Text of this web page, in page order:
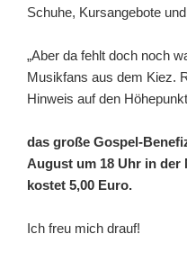
Schuhe, Kursangebote
„Aber da fehlt doch noch
Musikfans aus dem Kiez.
Hinweis auf den
das große Gospel-
August um 18 Uhr in der
kostet 5,00 Euro.
Ich freu mich drauf!